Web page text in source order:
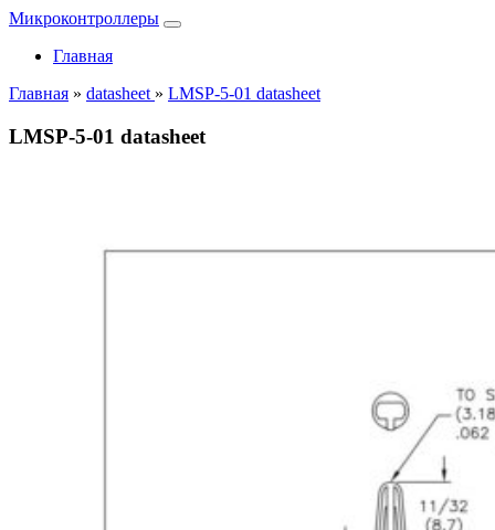
Микроконтроллеры
Главная
Главная » datasheet » LMSP-5-01 datasheet
LMSP-5-01 datasheet